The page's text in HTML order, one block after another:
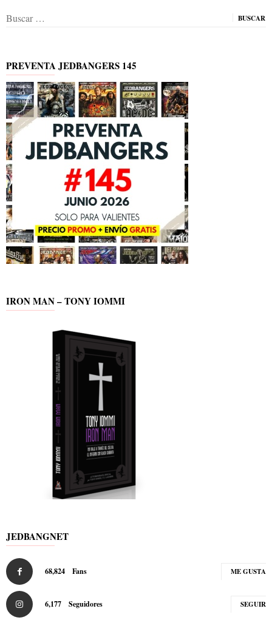
Buscar:
PREVENTA JEDBANGERS 145
IRON MAN – TONY IOMMI
JEDBANGNET
68,824 Fans ME GUSTA
6,177 Seguidores SEGUIR